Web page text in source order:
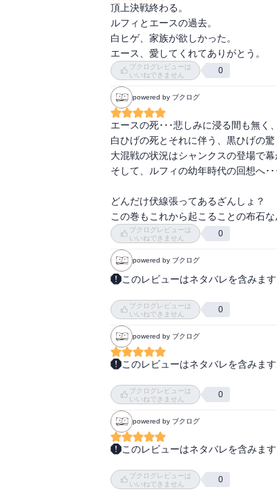
漫画も
1000話を超えた物語
頂上決戦終わる。
ルフィとエースの過去。
白ヒゲ、家族が欲しかった。
エース、愛してくれてありがとう。
ブクログレビューは
いいねできません
0
powered by ブクログ
エースの死･･･悲しみに浸る間も無く、
白ひげの死とそれに伴う、黒ひげの驚
大混戦の状況はシャンクスの登場で幕
そして、ルフィの幼年時代の回想へ･･･
どんだけ伏線張ってあるざんしょ？
この巻もこれから起こることの布石な
ブクログレビューは
いいねできません
0
powered by ブクログ
このレビューはネタバレを含みます
海軍本部を舞台にした大戦争に終戦
誰もが予想だにしない衝撃の結末が
ブクログレビューは
いいねできません
0
powered by ブクログ
このレビューはネタバレを含みます
ルフィを赤犬から守って赤犬に腹を
みなさん大混乱！
ガープだって大混乱！
つか、
愛してくれたありがとうって言えて死
さらに赤犬がルフィを殺そうと仕掛け
白ひげ海賊団が決死で守るよルフィ
さらに怒ってるのはそのまんま白ひげ
ブクログレビューは
いいねできません
0
powered by ブクログ
このレビューはネタバレを含みます
これだけ有名な作品を前情報なしで
でちょっとバカにしてたけど、確かに
ブクログレビューは
いいねできません
0